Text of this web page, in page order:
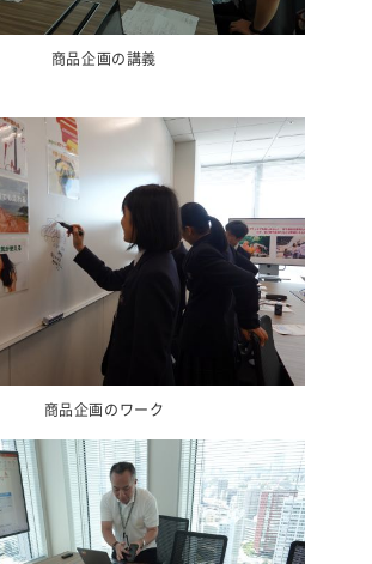
商品企画の講義
商品企画のワーク